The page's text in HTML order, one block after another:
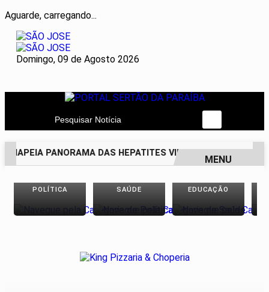
Aguarde, carregando...
Domingo, 09 de Agosto 2026
Pesquisar Notícia
MAPEIA PANORAMA DAS HEPATITES VIRAIS NO BRASIL NOS
EM ALTA
MENU
POLÍTICA SAÚDE EDUCAÇÃO